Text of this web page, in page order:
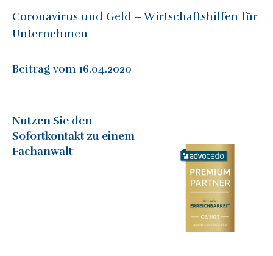
Coronavirus und Geld – Wirtschaftshilfen für
Unternehmen
Beitrag vom 16.04.2020
Nutzen Sie den
Sofortkontakt zu einem
Fachanwalt